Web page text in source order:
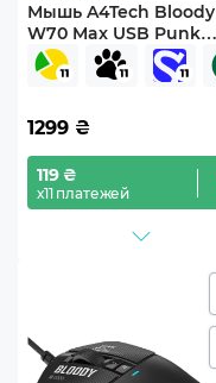
Мышь A4Tech Bloody
W70 Max USB Punk
Yellow
1299 ₴
119 ₴
х11 платежей